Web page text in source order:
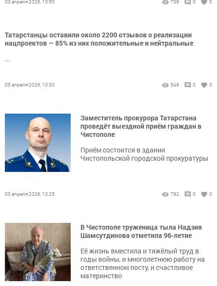
03 апреля 2026, 10:50 739 0 0
Татарстанцы оставили около 2200 отзывов о реализации
нацпроектов — 85% из них положительные и нейтральные
...
03 апреля 2026, 10:30 549 0 0
Заместитель прокурора Татарстана
проведёт выездной приём граждан в
Чистополе
Приём состоится в здании
Чистопольской городской прокуратуры
03 апреля 2026, 10:25 792 0 0
В Чистополе труженица тыла Надзия
Шамсутдинова отметила 96-летие
Её жизнь вместила и тяжёлый труд в
годы войны, и многолетнюю работу на
ответственном посту, и счастливое
материнство